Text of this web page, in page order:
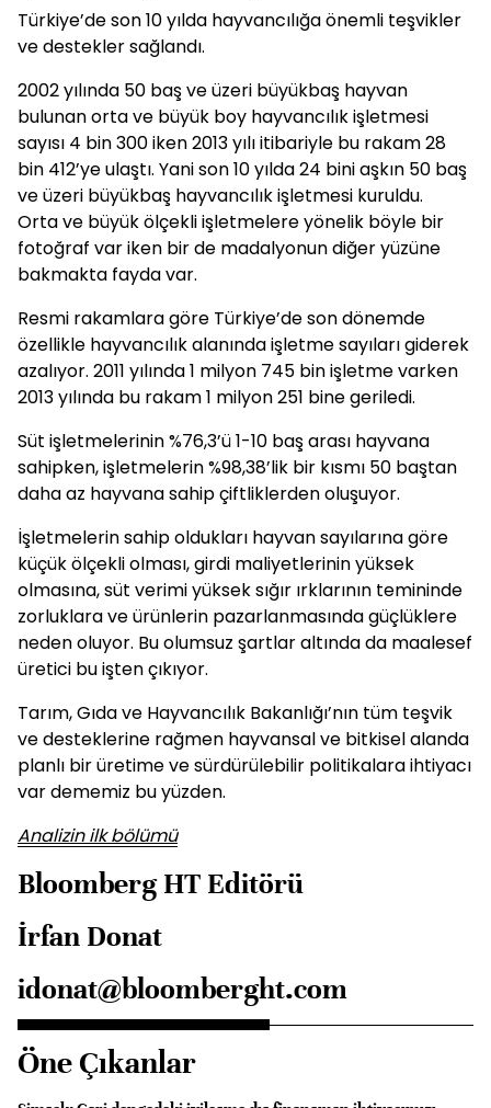
Türkiye’de son 10 yılda hayvancılığa önemli teşvikler
ve destekler sağlandı.
2002 yılında 50 baş ve üzeri büyükbaş hayvan
bulunan orta ve büyük boy hayvancılık işletmesi
sayısı 4 bin 300 iken 2013 yılı itibariyle bu rakam 28
bin 412’ye ulaştı. Yani son 10 yılda 24 bini aşkın 50 baş
ve üzeri büyükbaş hayvancılık işletmesi kuruldu.
Orta ve büyük ölçekli işletmelere yönelik böyle bir
fotoğraf var iken bir de madalyonun diğer yüzüne
bakmakta fayda var.
Resmi rakamlara göre Türkiye’de son dönemde
özellikle hayvancılık alanında işletme sayıları giderek
azalıyor. 2011 yılında 1 milyon 745 bin işletme varken
2013 yılında bu rakam 1 milyon 251 bine geriledi.
Süt işletmelerinin %76,3’ü 1-10 baş arası hayvana
sahipken, işletmelerin %98,38’lik bir kısmı 50 baştan
daha az hayvana sahip çiftliklerden oluşuyor.
İşletmelerin sahip oldukları hayvan sayılarına göre
küçük ölçekli olması, girdi maliyetlerinin yüksek
olmasına, süt verimi yüksek sığır ırklarının temininde
zorluklara ve ürünlerin pazarlanmasında güçlüklere
neden oluyor. Bu olumsuz şartlar altında da maalesef
üretici bu işten çıkıyor.
Tarım, Gıda ve Hayvancılık Bakanlığı’nın tüm teşvik
ve desteklerine rağmen hayvansal ve bitkisel alanda
planlı bir üretime ve sürdürülebilir politikalara ihtiyacı
var dememiz bu yüzden.
Analizin ilk bölümü
Bloomberg HT Editörü
İrfan Donat
idonat@bloomberght.com
Öne Çıkanlar